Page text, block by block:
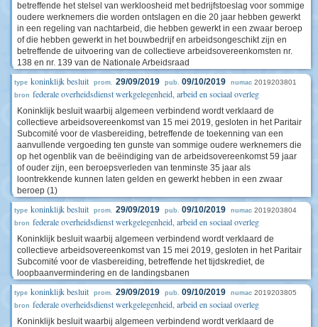
betreffende het stelsel van werkloosheid met bedrijfstoeslag voor sommige
oudere werknemers die worden ontslagen en die 20 jaar hebben gewerkt
in een regeling van nachtarbeid, die hebben gewerkt in een zwaar beroep
of die hebben gewerkt in het bouwbedrijf en arbeidsongeschikt zijn en
betreffende de uitvoering van de collectieve arbeidsovereenkomsten nr.
138 en nr. 139 van de Nationale Arbeidsraad
type koninklijk besluit prom. 29/09/2019 pub. 09/10/2019 numac 2019203801
bron federale overheidsdienst werkgelegenheid, arbeid en sociaal overleg
Koninklijk besluit waarbij algemeen verbindend wordt verklaard de
collectieve arbeidsovereenkomst van 15 mei 2019, gesloten in het Paritair
Subcomité voor de vlasbereiding, betreffende de toekenning van een
aanvullende vergoeding ten gunste van sommige oudere werknemers die
op het ogenblik van de beëindiging van de arbeidsovereenkomst 59 jaar
of ouder zijn, een beroepsverleden van tenminste 35 jaar als
loontrekkende kunnen laten gelden en gewerkt hebben in een zwaar
beroep (1)
type koninklijk besluit prom. 29/09/2019 pub. 09/10/2019 numac 2019203804
bron federale overheidsdienst werkgelegenheid, arbeid en sociaal overleg
Koninklijk besluit waarbij algemeen verbindend wordt verklaard de
collectieve arbeidsovereenkomst van 15 mei 2019, gesloten in het Paritair
Subcomité voor de vlasbereiding, betreffende het tijdskrediet, de
loopbaanvermindering en de landingsbanen
type koninklijk besluit prom. 29/09/2019 pub. 09/10/2019 numac 2019203805
bron federale overheidsdienst werkgelegenheid, arbeid en sociaal overleg
Koninklijk besluit waarbij algemeen verbindend wordt verklaard de